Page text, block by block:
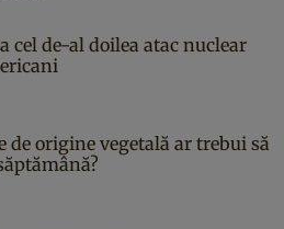
cel de-al doilea atac nuclear
de origine vegetală ar trebui să